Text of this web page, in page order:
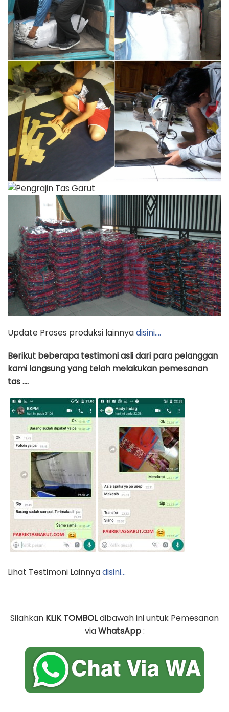
Update Proses produksi lainnyadisini….
Berikut beberapa testimoni asli dari para pelanggan
kami langsung yang telah melakukan pemesanan
tas ….
Lihat Testimoni Lainnyadisini…
Silahkan KLIK TOMBOLdibawah ini untuk Pemesanan
viaWhatsApp: